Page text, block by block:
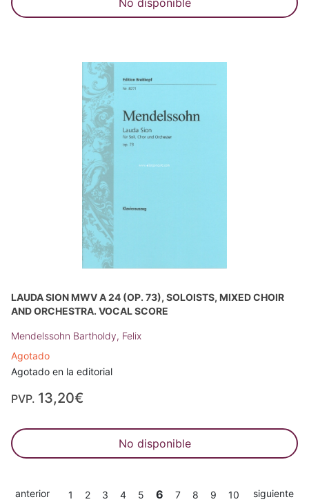
LAUDA SION MWV A 24 (OP. 73), SOLOISTS, MIXED CHOIR
AND ORCHESTRA. VOCAL SCORE
Mendelssohn Bartholdy, Felix
Agotado
Agotado en la editorial
PVP. 13,20€
No disponible
anterior 1 2 3 4 5 6 7 8 9
10
siguiente